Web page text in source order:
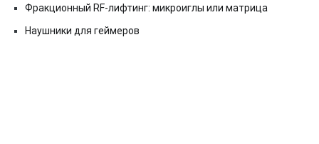
Фракционный RF-лифтинг: микроиглы или матрица
Наушники для геймеров